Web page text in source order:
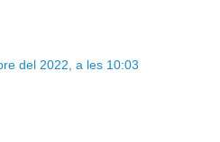
del 2022, a les 10:03